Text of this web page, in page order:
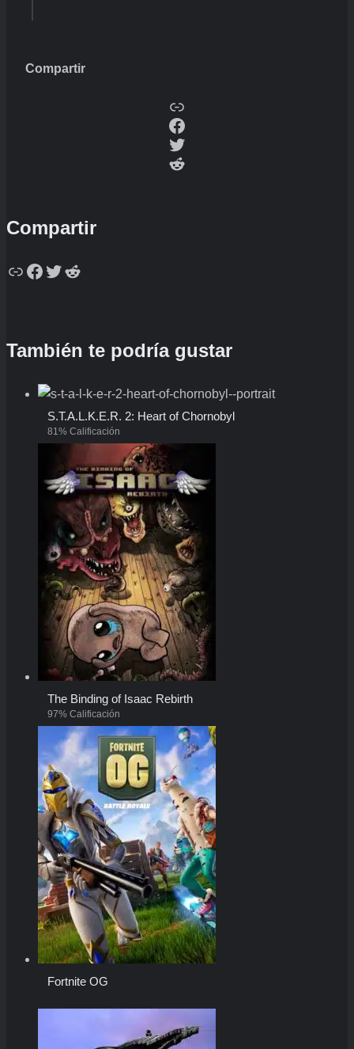
Compartir
Copy
Facebook
Twitter
Reddit
Compartir
Copy
Facebook
Twitter
Reddit
También te podría gustar
S.T.A.L.K.E.R. 2: Heart of Chornobyl
81% Calificación
The Binding of Isaac Rebirth
97% Calificación
Fortnite OG